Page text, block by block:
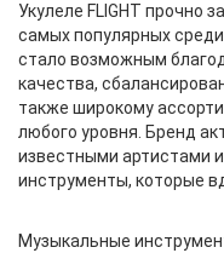
Укулеле FLIGHT прочно
самых популярных
стало возможным
качества,
также широкому
любого уровня. Бренд
известными артистами
инструменты, которые
Музыкальные